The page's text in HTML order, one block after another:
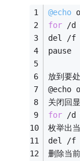
@echo
for /d
del /f
pause
放到要
@echo
关闭回显
for /d
枚举出
del /f
删除当